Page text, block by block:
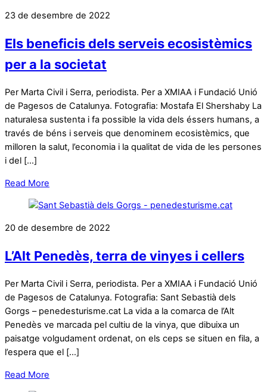
23 de desembre de 2022
Els beneficis dels serveis ecosistèmics
per a la societat
Per Marta Civil i Serra, periodista. Per a XMIAA i Fundació Unió
de Pagesos de Catalunya. Fotografia: Mostafa El Shershaby La
naturalesa sustenta i fa possible la vida dels éssers humans, a
través de béns i serveis que denominem ecosistèmics, que
milloren la salut, l’economia i la qualitat de vida de les persones
i del […]
Read More
20 de desembre de 2022
L’Alt Penedès, terra de vinyes i cellers
Per Marta Civil i Serra, periodista. Per a XMIAA i Fundació Unió
de Pagesos de Catalunya. Fotografia: Sant Sebastià dels
Gorgs – penedesturisme.cat La vida a la comarca de l’Alt
Penedès ve marcada pel cultiu de la vinya, que dibuixa un
paisatge volgudament ordenat, on els ceps se situen en fila, a
l’espera que el […]
Read More